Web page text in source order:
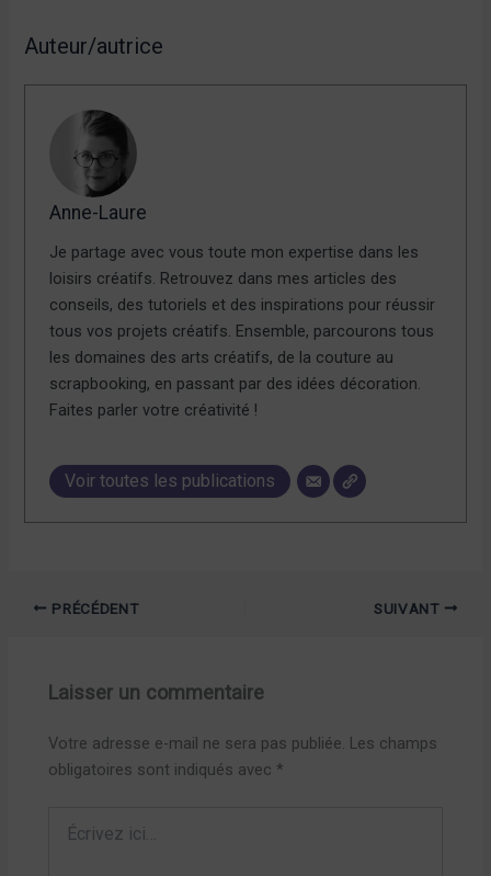
Auteur/autrice
Anne-Laure
Je partage avec vous toute mon expertise dans les
loisirs créatifs. Retrouvez dans mes articles des
conseils, des tutoriels et des inspirations pour réussir
tous vos projets créatifs. Ensemble, parcourons tous
les domaines des arts créatifs, de la couture au
scrapbooking, en passant par des idées décoration.
Faites parler votre créativité !
Voir toutes les publications
PRÉCÉDENT SUIVANT
Laisser un commentaire
Votre adresse e-mail ne sera pas publiée. Les champs
obligatoires sont indiqués avec *
ici…